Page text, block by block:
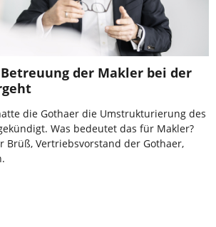
der Makler bei der
die Gothaer die Umstrukturierung des
Was bedeutet das für Makler?
Brüß, Vertriebsvorstand der Gothaer,